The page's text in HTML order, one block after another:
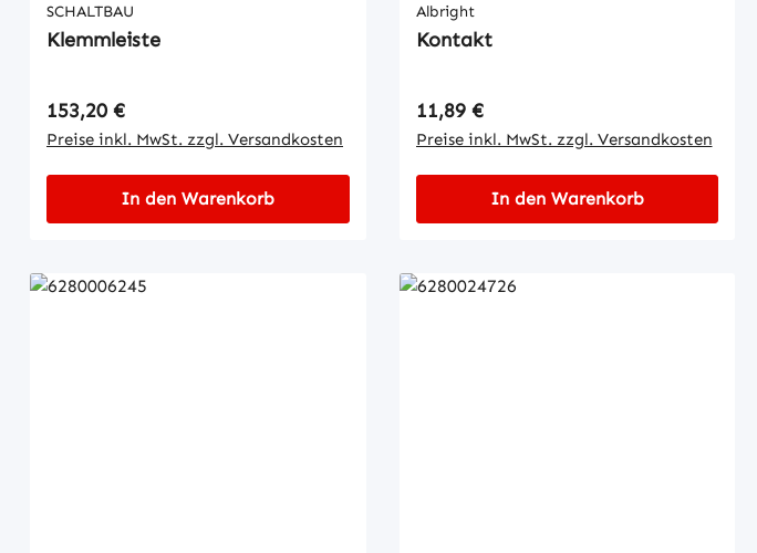
SCHALTBAU
Klemmleiste
Regulärer Preis:
153,20 €
Preise inkl. MwSt. zzgl. Versandkosten
In den Warenkorb
Albright
Kontakt
Regulärer Preis:
11,89 €
Preise inkl. MwSt. zzgl. Versandkosten
In den Warenkorb